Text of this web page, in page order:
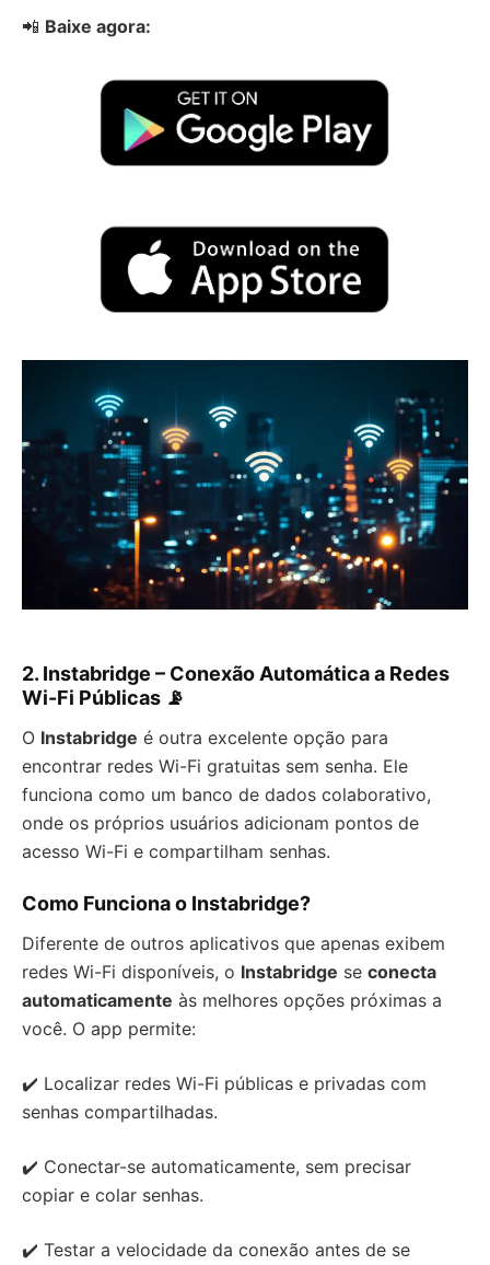
📲 Baixe agora:
2. Instabridge – Conexão Automática a Redes
Wi-Fi Públicas 📡
O Instabridge é outra excelente opção para
encontrar redes Wi-Fi gratuitas sem senha. Ele
funciona como um banco de dados colaborativo,
onde os próprios usuários adicionam pontos de
acesso Wi-Fi e compartilham senhas.
Como Funciona o Instabridge?
Diferente de outros aplicativos que apenas exibem
redes Wi-Fi disponíveis, o Instabridge se conecta
automaticamente às melhores opções próximas a
você. O app permite:
✔️ Localizar redes Wi-Fi públicas e privadas com
senhas compartilhadas.
✔️ Conectar-se automaticamente, sem precisar
copiar e colar senhas.
✔️ Testar a velocidade da conexão antes de se